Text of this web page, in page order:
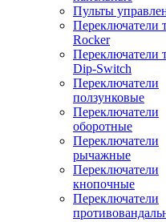
Пульты
Переключатели
Rocker
Переключатели
Dip-Switch
Переключатели
ползунковые
Переключатели
оборотные
Переключатели
рычажные
Переключатели
кнопочные
Переключатели